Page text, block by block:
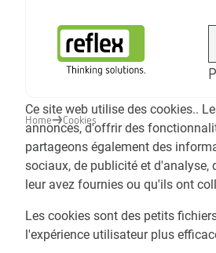
Home Cookies
Ce site web utilise des cookies..
annonces, d'offrir des
partageons également des
sociaux, de publicité et
leur avez fournies ou qu'ils ont
Les cookies sont des petits
l'expérience utilisateur plus